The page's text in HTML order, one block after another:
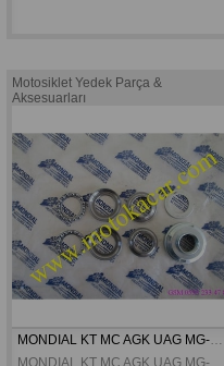
Motosiklet Yedek Parça &
Aksesuarları
MONDIAL KT MC AGK UAG MG-C MG-S MG-D UGK MG-K MX-G FURS TAKIM ORJINAL